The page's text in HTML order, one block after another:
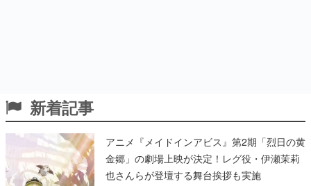
新着記事
アニメ『メイドインアビス』第2期「烈日の黄
金郷」の劇場上映が決定！レグ役・伊瀬茉莉
也さんらが登壇する舞台挨拶も実施